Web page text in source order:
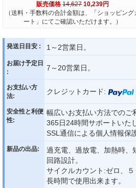
販売価格 14,627 10,239円
（送料・手数料の合計金額は、「ショッピング
ート」にてご確認いただけます。）
発送日目安 : 1～2営業日。
お届け予定日
:
7～20営業日。
お支払い方
法:
クレジットカード:
安全性と利便
性:
幅広いお支払い方法でのご
365日24時間サポートいた
SSL通信による個人情報保
新品の出品:
過充電、過放電、加熱時、
回路設計。
サイクルカウント:ゼロ、５
長時間で使用出来ます。